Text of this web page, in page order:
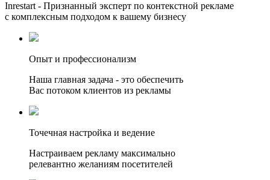
Inrestart - Признанный эксперт по контекстной рекламе
с комплексным подходом к вашему бизнесу
Опыт и профессионализм
Наша главная задача - это обеспечить
Вас потоком клиентов из рекламы
Точечная настройка и ведение
Настраиваем рекламу максимально
релевантно желаниям посетителей